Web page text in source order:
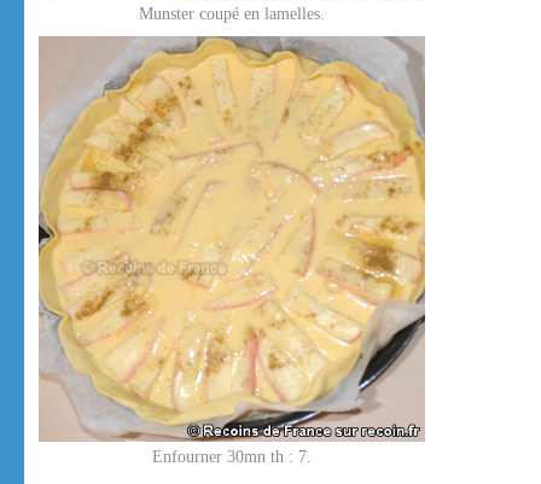
Munster coupé en lamelles.
Enfourner 30mn th : 7.